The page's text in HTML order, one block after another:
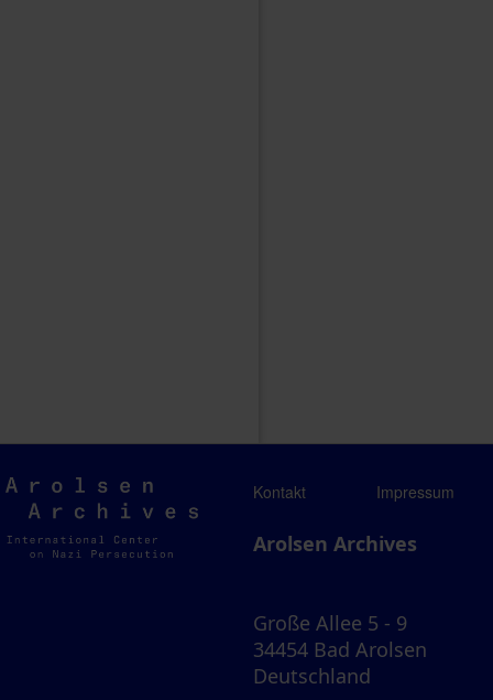
Arolsen
Archives
Kontakt Impressum
Arolsen Archives
Große Allee 5 - 9
34454 Bad Arolsen
Deutschland